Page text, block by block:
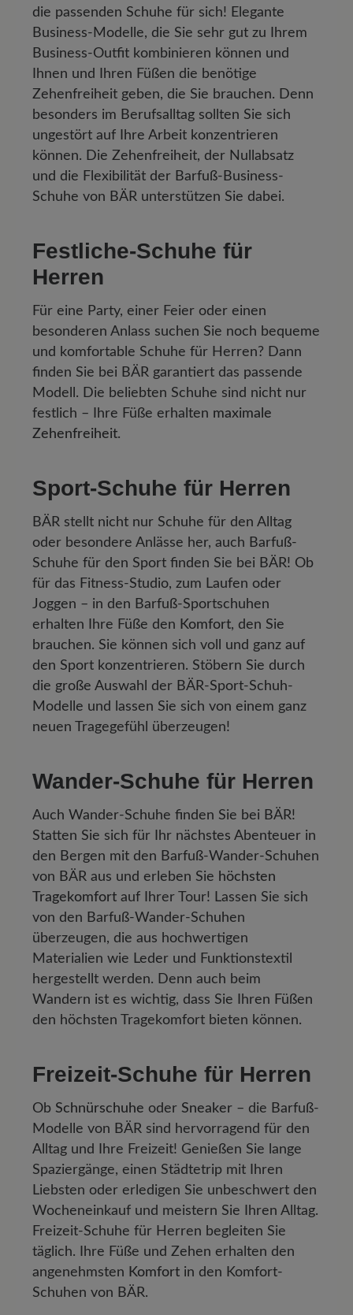
die passenden Schuhe für sich! Elegante
Business-Modelle, die Sie sehr gut zu Ihrem
Business-Outfit kombinieren können und
Ihnen und Ihren Füßen die benötige
Zehenfreiheit geben, die Sie brauchen. Denn
besonders im Berufsalltag sollten Sie sich
ungestört auf Ihre Arbeit konzentrieren
können. Die Zehenfreiheit, der Nullabsatz
und die Flexibilität der Barfuß-Business-
Schuhe von BÄR unterstützen Sie dabei.
Festliche-Schuhe für
Herren
Für eine Party, einer Feier oder einen
besonderen Anlass suchen Sie noch bequeme
und komfortable Schuhe für Herren? Dann
finden Sie bei BÄR garantiert das passende
Modell. Die beliebten Schuhe sind nicht nur
festlich – Ihre Füße erhalten maximale
Zehenfreiheit.
Sport-Schuhe für Herren
BÄR stellt nicht nur Schuhe für den Alltag
oder besondere Anlässe her, auch Barfuß-
Schuhe für den Sport finden Sie bei BÄR! Ob
für das Fitness-Studio, zum Laufen oder
Joggen – in den Barfuß-Sportschuhen
erhalten Ihre Füße den Komfort, den Sie
brauchen. Sie können sich voll und ganz auf
den Sport konzentrieren. Stöbern Sie durch
die große Auswahl der BÄR-Sport-Schuh-
Modelle und lassen Sie sich von einem ganz
neuen Tragegefühl überzeugen!
Wander-Schuhe für Herren
Auch Wander-Schuhe finden Sie bei BÄR!
Statten Sie sich für Ihr nächstes Abenteuer in
den Bergen mit den Barfuß-Wander-Schuhen
von BÄR aus und erleben Sie höchsten
Tragekomfort auf Ihrer Tour! Lassen Sie sich
von den Barfuß-Wander-Schuhen
überzeugen, die aus hochwertigen
Materialien wie Leder und Funktionstextil
hergestellt werden. Denn auch beim
Wandern ist es wichtig, dass Sie Ihren Füßen
den höchsten Tragekomfort bieten können.
Freizeit-Schuhe für Herren
Ob Schnürschuhe oder Sneaker – die Barfuß-
Modelle von BÄR sind hervorragend für den
Alltag und Ihre Freizeit! Genießen Sie lange
Spaziergänge, einen Städtetrip mit Ihren
Liebsten oder erledigen Sie unbeschwert den
Wocheneinkauf und meistern Sie Ihren Alltag.
Freizeit-Schuhe für Herren begleiten Sie
täglich. Ihre Füße und Zehen erhalten den
angenehmsten Komfort in den Komfort-
Schuhen von BÄR.